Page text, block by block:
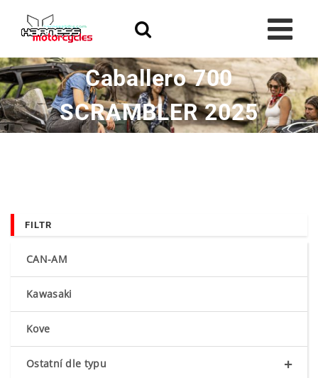
content
Caballero 700
SCRAMBLER 2025
FILTR
CAN-AM
Kawasaki
Kove
+
Ostatní dle typu